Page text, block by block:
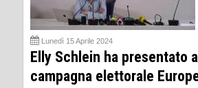
Lunedì 15 Aprile 2024
Elly Schlein ha presentato
campagna elettorale